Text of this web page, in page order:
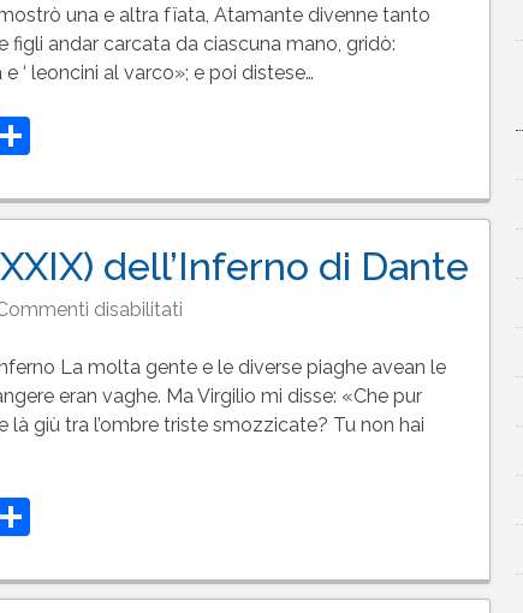
canto
30
(XXX)
una e altra fïata, Atamante divenne tanto
andar carcata da ciascuna mano, gridò:
‘ leoncini al varco»; e poi distese…
Condividi
dell’Inferno di Dante
disabilitatisu
del
canto
29
La molta gente e le diverse piaghe avean le
eran vaghe. Ma Virgilio mi disse: «Che pur
giù tra l’ombre triste smozzicate? Tu non hai
Condividi